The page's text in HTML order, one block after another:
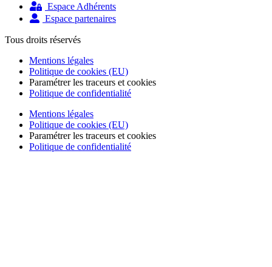
Espace Adhérents
Espace partenaires
Tous droits réservés
Mentions légales
Politique de cookies (EU)
Paramétrer les traceurs et cookies
Politique de confidentialité
Mentions légales
Politique de cookies (EU)
Paramétrer les traceurs et cookies
Politique de confidentialité